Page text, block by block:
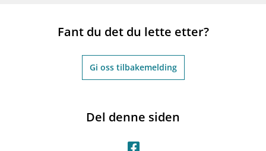
Fant du det du lette etter?
Gi oss tilbakemelding
Del denne siden